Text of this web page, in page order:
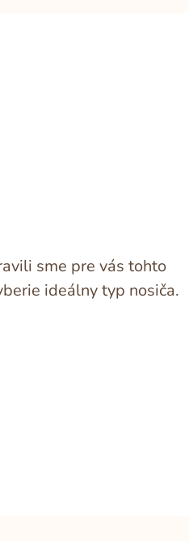
sme pre vás tohto
ideálny typ nosiča.